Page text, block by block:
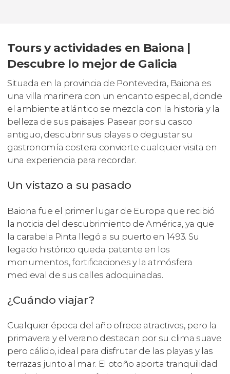
Tours y actividades en Baiona |
Descubre lo mejor de Galicia
Situada en la provincia de Pontevedra, Baiona es
una villa marinera con un encanto especial, donde
el ambiente atlántico se mezcla con la historia y la
belleza de sus paisajes. Pasear por su casco
antiguo, descubrir sus playas o degustar su
gastronomía costera convierte cualquier visita en
una experiencia para recordar.
Un vistazo a su pasado
Baiona fue el primer lugar de Europa que recibió
la noticia del descubrimiento de América, ya que
la carabela Pinta llegó a su puerto en 1493. Su
legado histórico queda patente en los
monumentos, fortificaciones y la atmósfera
medieval de sus calles adoquinadas.
¿Cuándo viajar?
Cualquier época del año ofrece atractivos, pero la
primavera y el verano destacan por su clima suave
pero cálido, ideal para disfrutar de las playas y las
terrazas junto al mar. El otoño aporta tranquilidad